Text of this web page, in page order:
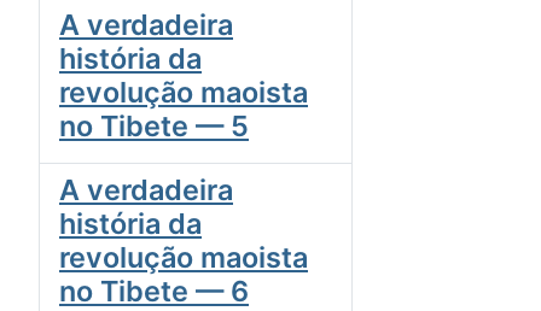
A verdadeira
história da
revolução maoista
no Tibete — 5
A verdadeira
história da
revolução maoista
no Tibete — 6